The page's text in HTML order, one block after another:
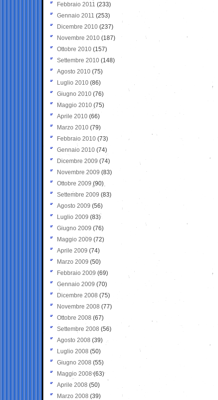
Febbraio 2011 (233)
Gennaio 2011 (253)
Dicembre 2010 (237)
Novembre 2010 (187)
Ottobre 2010 (157)
Settembre 2010 (148)
Agosto 2010 (75)
Luglio 2010 (86)
Giugno 2010 (76)
Maggio 2010 (75)
Aprile 2010 (66)
Marzo 2010 (79)
Febbraio 2010 (73)
Gennaio 2010 (74)
Dicembre 2009 (74)
Novembre 2009 (83)
Ottobre 2009 (90)
Settembre 2009 (83)
Agosto 2009 (56)
Luglio 2009 (83)
Giugno 2009 (76)
Maggio 2009 (72)
Aprile 2009 (74)
Marzo 2009 (50)
Febbraio 2009 (69)
Gennaio 2009 (70)
Dicembre 2008 (75)
Novembre 2008 (77)
Ottobre 2008 (67)
Settembre 2008 (56)
Agosto 2008 (39)
Luglio 2008 (50)
Giugno 2008 (55)
Maggio 2008(63)
Aprile 2008 (50)
Marzo 2008 (39)